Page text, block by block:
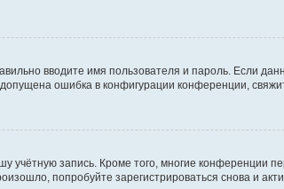
вводите имя пользователя и пароль. Если
ошибка в конфигурации конференции,
учётную запись. Кроме того, многие конференции
попробуйте зарегистрироваться снова и